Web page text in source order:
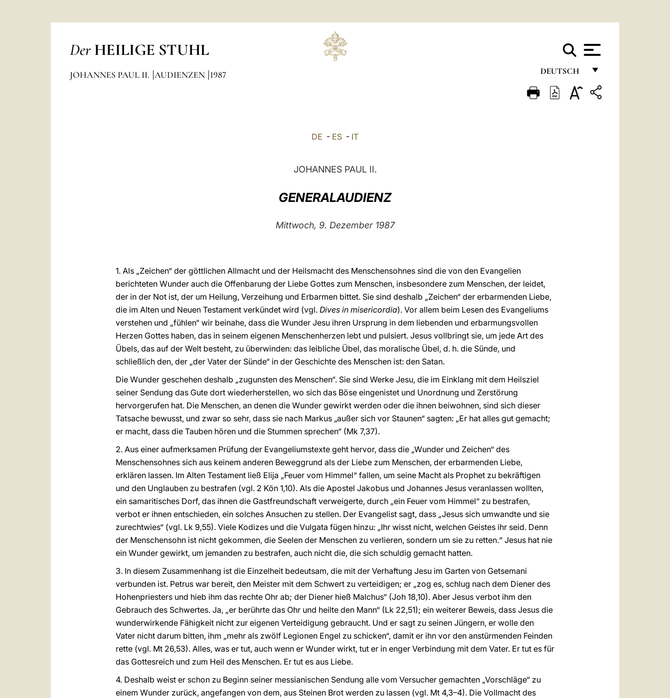
Der HEILIGE STUHL
DEUTSCH
FRANÇAIS
JOHANNES PAUL II. AUDIENZEN 1987
DE - ES - IT
JOHANNES PAUL II.
GENERALAUDIENZ
Mittwoch, 9. Dezember 1987
1. Als „Zeichen“ der göttlichen Allmacht und der Heilsmacht des Menschensohnes sind die von den Evangelien
berichteten Wunder auch die Offenbarung der Liebe Gottes zum Menschen, insbesondere zum Menschen, der leidet,
der in der Not ist, der um Heilung, Verzeihung und Erbarmen bittet. Sie sind deshalb „Zeichen“ der erbarmenden Liebe,
die im Alten und Neuen Testament verkündet wird (vgl. Dives in misericordia). Vor allem beim Lesen des Evangeliums
verstehen und „fühlen“ wir beinahe, dass die Wunder Jesu ihren Ursprung in dem liebenden und erbarmungsvollen
Herzen Gottes haben, das in seinem eigenen Menschenherzen lebt und pulsiert. Jesus vollbringt sie, um jede Art des
Übels, das auf der Welt besteht, zu überwinden: das leibliche Übel, das moralische Übel, d. h. die Sünde, und
schließlich den, der „der Vater der Sünde“ in der Geschichte des Menschen ist: den Satan.
Die Wunder geschehen deshalb „zugunsten des Menschen“. Sie sind Werke Jesu, die im Einklang mit dem Heilsziel
seiner Sendung das Gute dort wiederherstellen, wo sich das Böse eingenistet und Unordnung und Zerstörung
hervorgerufen hat. Die Menschen, an denen die Wunder gewirkt werden oder die ihnen beiwohnen, sind sich dieser
Tatsache bewusst, und zwar so sehr, dass sie nach Markus „außer sich vor Staunen“ sagten: „Er hat alles gut gemacht;
er macht, dass die Tauben hören und die Stummen sprechen“ (Mk 7,37).
2. Aus einer aufmerksamen Prüfung der Evangeliumstexte geht hervor, dass die „Wunder und Zeichen“ des
Menschensohnes sich aus keinem anderen Beweggrund als der Liebe zum Menschen, der erbarmenden Liebe,
erklären lassen. Im Alten Testament ließ Elija „Feuer vom Himmel“ fallen, um seine Macht als Prophet zu bekräftigen
und den Unglauben zu bestrafen (vgl. 2 Kön 1,10). Als die Apostel Jakobus und Johannes Jesus veranlassen wollten,
ein samaritisches Dorf, das ihnen die Gastfreundschaft verweigerte, durch „ein Feuer vom Himmel“ zu bestrafen,
verbot er ihnen entschieden, ein solches Ansuchen zu stellen. Der Evangelist sagt, dass „Jesus sich umwandte und sie
zurechtwies“ (vgl. Lk 9,55). Viele Kodizes und die Vulgata fügen hinzu: „Ihr wisst nicht, welchen Geistes ihr seid. Denn
der Menschensohn ist nicht gekommen, die Seelen der Menschen zu verlieren, sondern um sie zu retten.“ Jesus hat nie
ein Wunder gewirkt, um jemanden zu bestrafen, auch nicht die, die sich schuldig gemacht hatten.
3. In diesem Zusammenhang ist die Einzelheit bedeutsam, die mit der Verhaftung Jesu im Garten von Getsemani
verbunden ist. Petrus war bereit, den Meister mit dem Schwert zu verteidigen; er „zog es, schlug nach dem Diener des
Hohenpriesters und hieb ihm das rechte Ohr ab; der Diener hieß Malchus“ (Joh 18,10). Aber Jesus verbot ihm den
Gebrauch des Schwertes. Ja, „er berührte das Ohr und heilte den Mann“ (Lk 22,51); ein weiterer Beweis, dass Jesus die
wunderwirkende Fähigkeit nicht zur eigenen Verteidigung gebraucht. Und er sagt zu seinen Jüngern, er wolle den
Vater nicht darum bitten, ihm „mehr als zwölf Legionen Engel zu schicken“, damit er ihn vor den anstürmenden Feinden
rette (vgl. Mt 26,53). Alles, was er tut, auch wenn er Wunder wirkt, tut er in enger Verbindung mit dem Vater. Er tut es für
das Gottesreich und zum Heil des Menschen. Er tut es aus Liebe.
4. Deshalb weist er schon zu Beginn seiner messianischen Sendung alle vom Versucher gemachten „Vorschläge“ zu
einem Wunder zurück, angefangen von dem, aus Steinen Brot werden zu lassen (vgl. Mt 4,3–4). Die Vollmacht des